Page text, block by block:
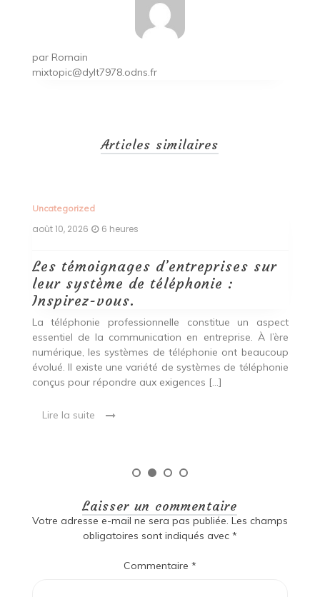
par Romain
mixtopic@dylt7978.odns.fr
Articles similaires
Uncategorized
août 10, 2026 6 heures
Les catégories de solutions de
téléphonie pour les entreprises :
Tout sur les options.
La téléphonie professionnelle constitue un aspect
essentiel de la communication en entreprise. Avec
l’évolution des technologies, les solutions de
téléphonie se sont considérablement améliorées. Il
existe une variété de systèmes de téléphonie conçus
Laisser un commentaire
Votre adresse e-mail ne sera pas publiée. Les champs
obligatoires sont indiqués avec *
Commentaire *